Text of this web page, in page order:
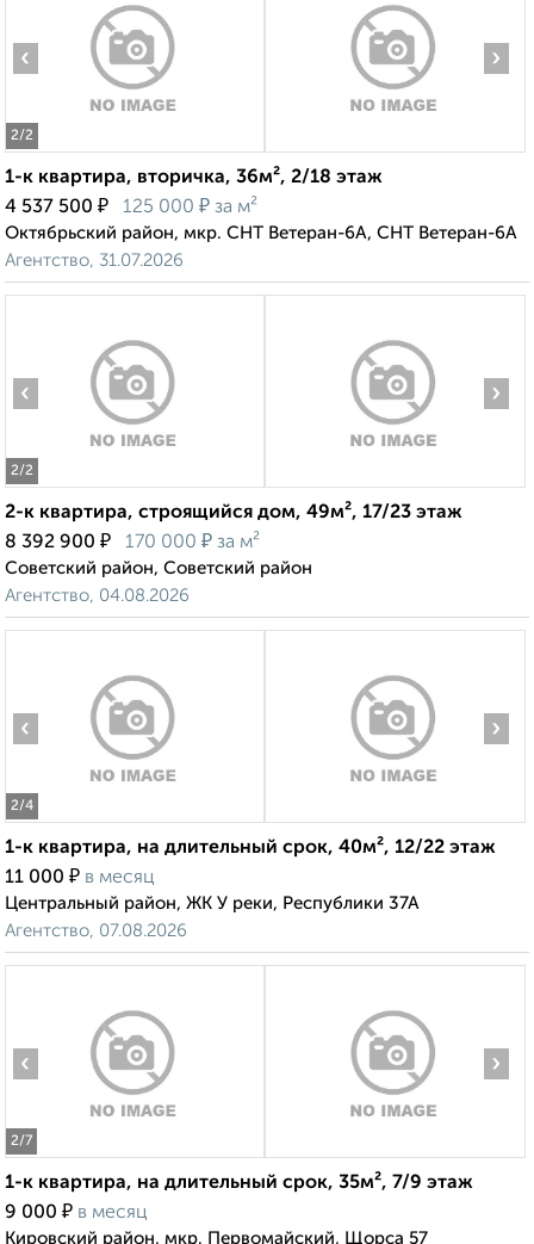
2/2
‹ ›
1-к квартира, вторичка, 36м², 2/18 этаж
4 537 500 ₽ 125 000 ₽ за м²
Октябрьский район, мкр. СНТ Ветеран-6А, СНТ Ветеран-6А
Агентство, 31.07.2026
2/2
‹ ›
2-к квартира, строящийся дом, 49м², 17/23 этаж
8 392 900 ₽ 170 000 ₽ за м²
Советский район, Советский район
Агентство, 04.08.2026
2/4
‹ ›
1-к квартира, на длительный срок, 40м², 12/22 этаж
11 000 ₽ в месяц
Центральный район, ЖК У реки, Республики 37А
Агентство, 07.08.2026
2/7
‹ ›
1-к квартира, на длительный срок, 35м², 7/9 этаж
9 000 ₽ в месяц
Кировский район, мкр. Первомайский, Щорса 57